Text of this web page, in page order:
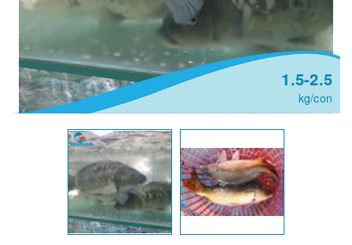
1.5-2.5
kg/con